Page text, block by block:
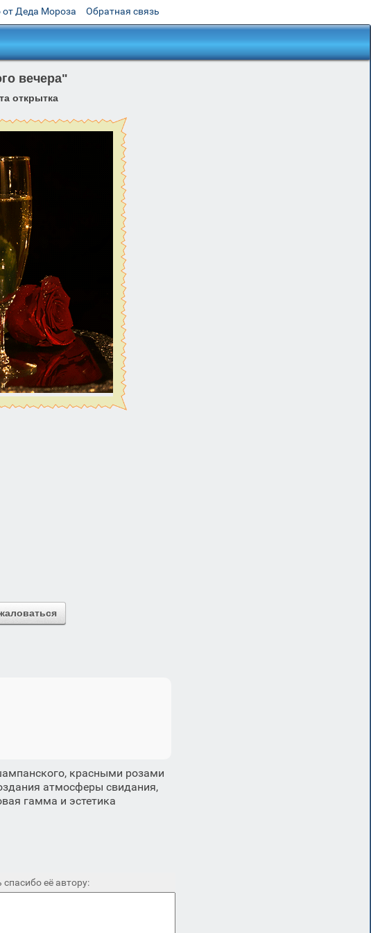
от Деда Мороза Обратная связь
вечера"
открытка
красными розами
атмосферы свидания,
гамма и эстетика
её автору: